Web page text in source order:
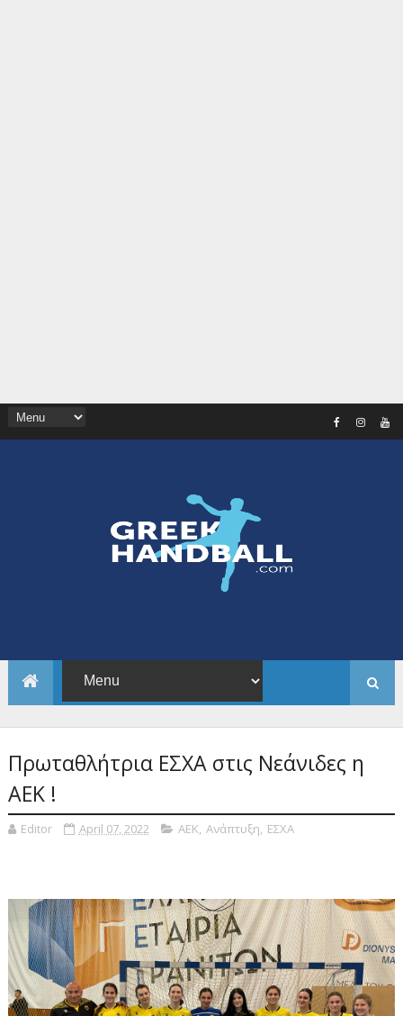
Πρωταθλήτρια ΕΣΧΑ στις Νεάνιδες η
ΑΕΚ !
Editor April 07, 2022 ΑΕΚ, Ανάπτυξη, ΕΣΧΑ